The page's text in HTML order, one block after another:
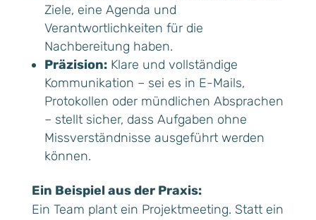
Ziele, eine Agenda und
Verantwortlichkeiten für die
Nachbereitung haben.
Präzision:Klare und vollständige
Kommunikation – sei es in E-Mails,
Protokollen oder mündlichen Absprachen
– stellt sicher, dass Aufgaben ohne
Missverständnisse ausgeführt werden
können.
Ein Beispiel aus der Praxis:
Ein Team plant ein Projektmeeting. Statt ein